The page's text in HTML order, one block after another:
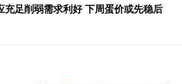
充足削弱需求利好 下周蛋价或先稳后